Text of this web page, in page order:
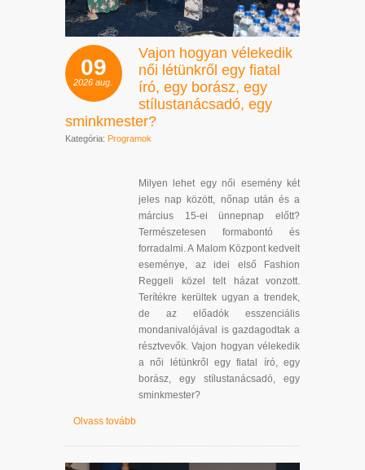
09
2026 aug.
Vajon hogyan vélekedik
női létünkről egy fiatal
író, egy borász, egy
stílustanácsadó, egy
sminkmester?
Kategória: Programok
Milyen lehet egy női esemény két
jeles nap között, nőnap után és a
március 15-ei ünnepnap előtt?
Természetesen formabontó és
forradalmi. A Malom Központ kedvelt
eseménye, az idei első Fashion
Reggeli közel telt házat vonzott.
Terítékre kerültek ugyan a trendek,
de az előadók esszenciális
mondanivalójával is gazdagodtak a
résztvevők. Vajon hogyan vélekedik
a női létünkről egy fiatal író, egy
borász, egy stílustanácsadó, egy
sminkmester?
Olvass tovább